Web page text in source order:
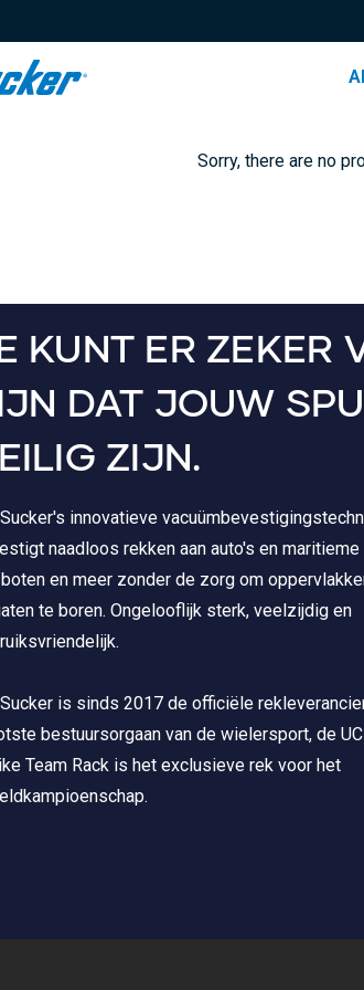
Sorry, there are no
KUNT ER ZEKER
DAT JOUW
ZIJN.
innovatieve
naadloos rekken aan auto's en
boten en meer zonder de zorg om
te boren. Ongelooflijk sterk, veelzijdig en
is sinds 2017 de officiële
bestuursorgaan van de wielersport, de
Team Rack is het exclusieve rek voor het